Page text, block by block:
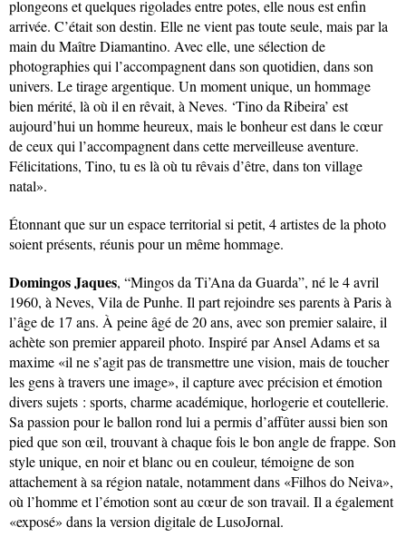
plongeons et quelques rigolades entre potes, elle nous est enfin
arrivée. C’était son destin. Elle ne vient pas toute seule, mais par la
main du Maître Diamantino. Avec elle, une sélection de
photographies qui l’accompagnent dans son quotidien, dans son
univers. Le tirage argentique. Un moment unique, un hommage
bien mérité, là où il en rêvait, à Neves. ‘Tino da Ribeira’ est
aujourd’hui un homme heureux, mais le bonheur est dans le cœur
de ceux qui l’accompagnent dans cette merveilleuse aventure.
Félicitations, Tino, tu es là où tu rêvais d’être, dans ton village
natal».
Étonnant que sur un espace territorial si petit, 4 artistes de la photo
soient présents, réunis pour un même hommage.
Domingos Jaques, “Mingos da Ti’Ana da Guarda”, né le 4 avril
1960, à Neves, Vila de Punhe. Il part rejoindre ses parents à Paris à
l’âge de 17 ans. À peine âgé de 20 ans, avec son premier salaire, il
achète son premier appareil photo. Inspiré par Ansel Adams et sa
maxime «il ne s’agit pas de transmettre une vision, mais de toucher
les gens à travers une image», il capture avec précision et émotion
divers sujets : sports, charme académique, horlogerie et coutellerie.
Sa passion pour le ballon rond lui a permis d’affûter aussi bien son
pied que son œil, trouvant à chaque fois le bon angle de frappe. Son
style unique, en noir et blanc ou en couleur, témoigne de son
attachement à sa région natale, notamment dans «Filhos do Neiva»,
où l’homme et l’émotion sont au cœur de son travail. Il a également
«exposé» dans la version digitale de LusoJornal.